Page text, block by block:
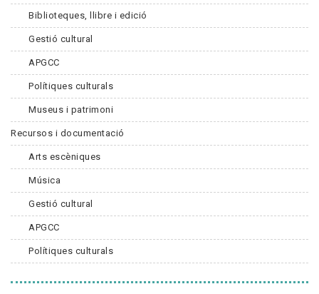
Biblioteques, llibre i edició
Gestió cultural
APGCC
Polítiques culturals
Museus i patrimoni
Recursos i documentació
Arts escèniques
Música
Gestió cultural
APGCC
Polítiques culturals